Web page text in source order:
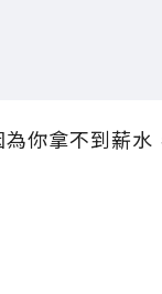
你拿不到薪水